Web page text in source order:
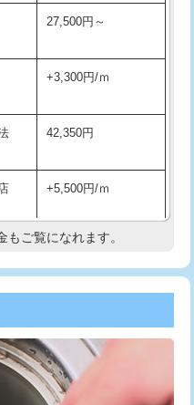
16,500円
す。
16,500円
5,500円
止
5,500円
作
11,000円
44,000円
+8,800円
27,500円～
+3,300円/ｍ
42,350円
+5,500円/ｍ
現地調査
+3,300円
33,000円
もご覧になれます。